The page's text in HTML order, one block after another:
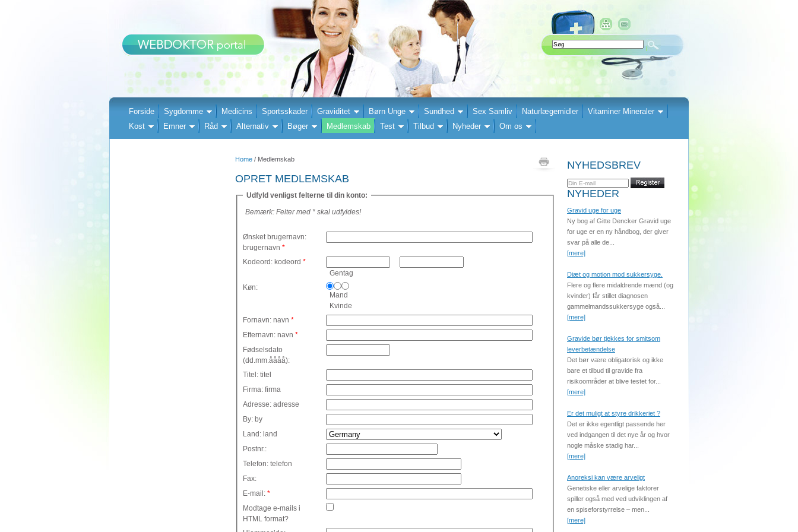
Forside Sygdomme Medicins Sportsskader Graviditet Børn Unge Sundhed Sex Samliv Naturlægemidler
Vitaminer Mineraler
Kost
Emner Råd Alternativ Bøger Medlemskab Test Tilbud Nyheder Om os
Home / Medlemskab
OPRET MEDLEMSKAB
Udfyld venligst felterne til din konto:
Bemærk: Felter med * skal udfyldes!
Ønsket brugernavn:
brugernavn *
Kodeord: kodeord *
Gentag
Køn:
Mand
Kvinde
Fornavn: navn *
Efternavn: navn *
Fødselsdato
(dd.mm.åååå):
Titel: titel
Firma: firma
Adresse: adresse
By: by
Land: land
Postnr.:
Telefon: telefon
Fax:
E-mail: *
Modtage e-mails i
HTML format?
NYHEDSBREV
NYHEDER
Gravid uge for uge
Ny bog af Gitte Dencker Gravid uge
for uge er en ny håndbog, der giver
svar på alle de...
[mere]
Diæt og motion mod sukkersyge.
Flere og flere midaldrende mænd (og
kvinder) får stillet diagnosen
gammelmandssukkersyge også...
[mere]
Gravide bør tjekkes for smitsom
leverbetændelse
Det bør være obligatorisk og ikke
bare et tilbud til gravide fra
risikoområder at blive testet for...
[mere]
Er det muligt at styre drikkeriet ?
Det er ikke egentligt passende her
ved indgangen til det nye år og hvor
nogle måske stadig har...
[mere]
Anoreksi kan være arveligt
Genetiske eller arvelige faktorer
spiller også med ved udviklingen af
en spiseforstyrrelse – men...
[mere]